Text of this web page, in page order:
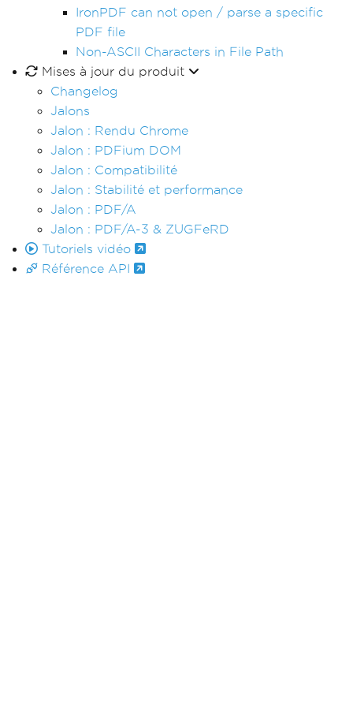
IronPDF can not open / parse a specific
PDF file
Non-ASCII Characters in File Path
Mises à jour du produit
Changelog
Jalons
Jalon : Rendu Chrome
Jalon : PDFium DOM
Jalon : Compatibilité
Jalon : Stabilité et performance
Jalon : PDF/A
Jalon : PDF/A-3 & ZUGFeRD
Tutoriels vidéo
Référence API